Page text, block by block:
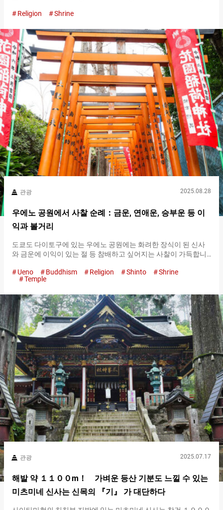
불상은 일본뿐만 아니라 태국이나 대만 등 아시아권을 중심으로
시쿠시에 있는 우시쿠 대불 우시쿠 대불이 자리 잡고 있는 공원 내
에는 사계절의 자연이 펼쳐져 있어, 대불을 참배한 후에도 볼거리
가 가득합니다. 이 기사에서는 우시쿠 대불의 역사와 볼거리, 추천
방문 시기에 대해 자세히 소개합니다. 우슈쿠 대불이란？：기네스
세계 기록에 인증된 일본 최고의 불상 정식 명칭을 우시쿠 아미타
대불로 하는 우시쿠 대불은 정토진종 동본원사파 본산 동본원사에
의해 건립되었습니다. 건립지인 이바라키현은 종조인 신란 성인과
인연이 있는 곳으로 전해지고 있습니다. 과거 이바라키현을 거점
으로 신란 성인이 포교 활동을 했다고 전해지는 기록이 남아 있으
며, 특히 카사마시의 사이넨지는 정토진종 발상지로 유명합니다.
신란…
Religion Shrine
관광 2025.08.28
우에노 공원에서 사찰 순례：금운, 연애운, 승부운 등 이
익과 볼거리
도쿄도 다이토구에 있는 우에노 공원에는 화려한 장식이 된 신사
와 금운에 이익이 있는 절 등 참배하고 싶어지는 사찰이 가득합니
입니다. 일본의 역사와 문화를 접해보는 것도 좋고, 자신의 행운을
기원하는 것도 좋습니다. 우에노 공원을 방문하면 꼭 참배하고 싶
싶은 사람은 참배 필수 우에노 도쇼구는 에도 시대의 초대 쇼군인
도쿠가와 이에야스, ８대 쇼군 도쿠가와 요시무네, １５대 쇼군 도
쿠가와 요시노부를 모시고 있으며, 창건은 １６２７년입니다. １
６５１년에는 ３대 쇼군 도쿠가와 이에미츠의 명령을 받아 사전이
재건되었고, 현재는 국가의 중요 문화재로 지정되어 있습니다. 우
에노 도쇼구의 가라몬. 참도 지역은 무료로 들어갈 수 있습니다 우
에노 도쇼구의 볼거리：관람료를 내면 들어갈 수 있는 특별한 구
역 우에노 도쇼구의 매력 중 하나는 뭐니 뭐니 해도 금빛으로 빛나
는 사전입니다. 도쿠가와…
Ueno Buddhism Religion Shinto
Shrine
Temple
관광 2025.07.17
해발 약 １１００m！ 가벼운 등산 기분도 느낄 수 있는
미츠미네 신사는 신목의 『기』 가 대단하다